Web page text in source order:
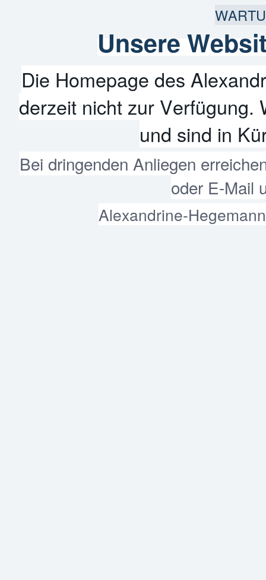
Unsere
Die Homepage des
derzeit nicht zur Verfügung.
und sind in
Bei dringenden Anliegen
oder E-Mail
Alexandrine-